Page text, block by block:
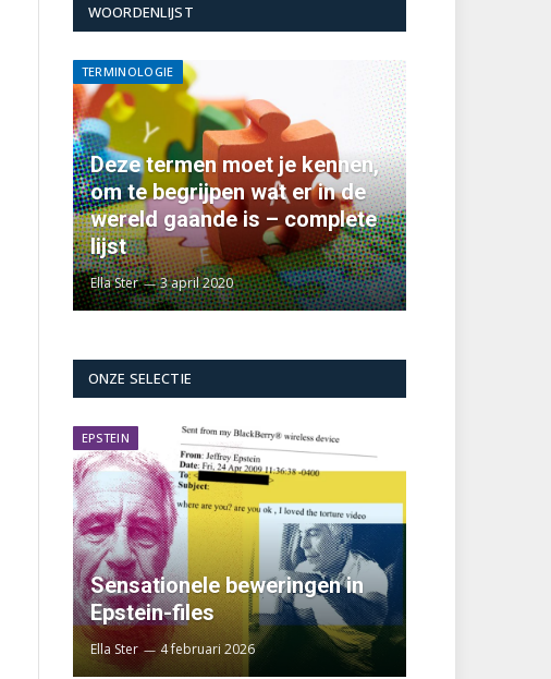
WOORDENLIJST
TERMINOLOGIE
Deze termen moet je kennen,
om te begrijpen wat er in de
wereld gaande is – complete
lijst
Ella Ster 3 april 2020
ONZE SELECTIE
EPSTEIN
Sensationele beweringen in
Epstein-files
Ella Ster 4 februari 2026